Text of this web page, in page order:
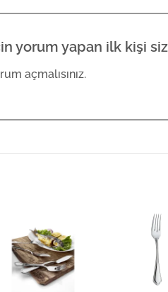
yorum yapan ilk kişi
açmalısınız.